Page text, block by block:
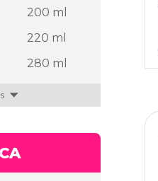
200 ml
220 ml
280 ml